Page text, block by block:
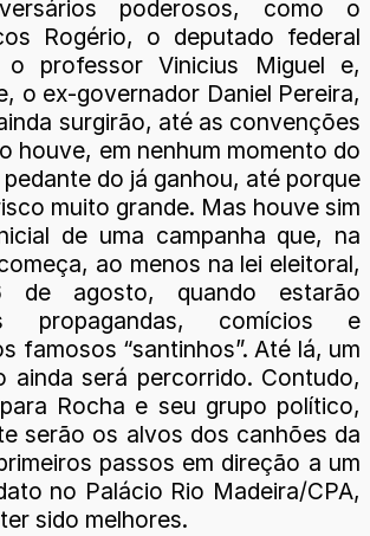
poderosos, como o
Rogério, o deputado federal
o professor Vinicius Miguel e,
o ex-governador Daniel Pereira,
surgirão, até as convenções
houve, em nenhum momento do
do já ganhou, até porque
muito grande. Mas houve sim
de uma campanha que, na
ao menos na lei eleitoral,
de agosto, quando estarão
propagandas, comícios e
famosos “santinhos”. Até lá, um
ainda será percorrido. Contudo,
Rocha e seu grupo político,
serão os alvos dos canhões da
passos em direção a um
no Palácio Rio Madeira/CPA,
sido melhores.